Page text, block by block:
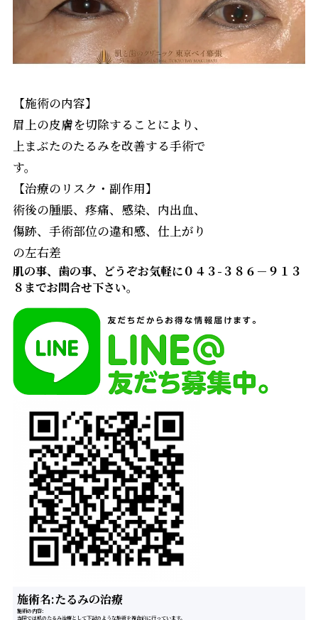
【施術の内容】
眉上の皮膚を切除することにより、
上まぶたのたるみを改善する手術で
す。
【治療のリスク・副作用】
術後の腫脹、疼痛、感染、内出血、
傷跡、手術部位の違和感、仕上がり
の左右差
肌の事、歯の事、どうぞお気軽に０４３-３８６－９１３
８までお問合せ下さい。
施術名:たるみの治療
施術の内容
当院では肌のたるみ治療として下記のような施術を複合的に行っています。